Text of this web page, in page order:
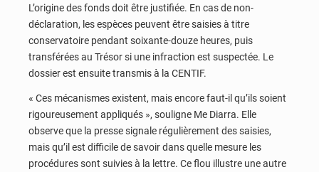
L’origine des fonds doit être justifiée. En cas de non-
déclaration, les espèces peuvent être saisies à titre
conservatoire pendant soixante-douze heures, puis
transférées au Trésor si une infraction est suspectée. Le
dossier est ensuite transmis à la CENTIF.
« Ces mécanismes existent, mais encore faut-il qu’ils soient
rigoureusement appliqués », souligne Me Diarra. Elle
observe que la presse signale régulièrement des saisies,
mais qu’il est difficile de savoir dans quelle mesure les
procédures sont suivies à la lettre. Ce flou illustre une autre